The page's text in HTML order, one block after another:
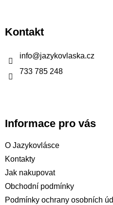
p
aKontakt
info@jazykovlaska.cz
733 785 248
Informace pro vás
O Jazykovlásce
Kontakty
Jak nakupovat
Obchodní podmínky
Podmínky ochrany osobních